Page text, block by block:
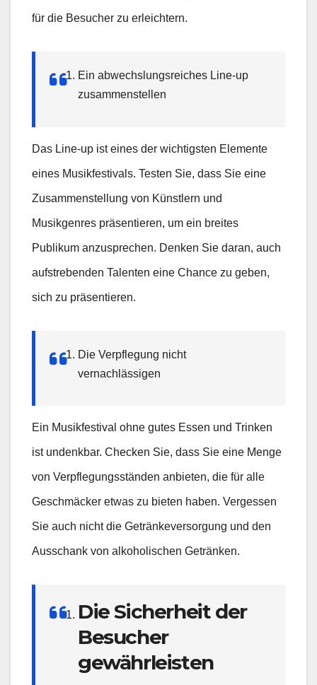
für die Besucher zu erleichtern.
Ein abwechslungsreiches Line-up
zusammenstellen
Das Line-up ist eines der wichtigsten Elemente
eines Musikfestivals. Testen Sie, dass Sie eine
Zusammenstellung von Künstlern und
Musikgenres präsentieren, um ein breites
Publikum anzusprechen. Denken Sie daran, auch
aufstrebenden Talenten eine Chance zu geben,
sich zu präsentieren.
Die Verpflegung nicht
vernachlässigen
Ein Musikfestival ohne gutes Essen und Trinken
ist undenkbar. Checken Sie, dass Sie eine Menge
von Verpflegungsständen anbieten, die für alle
Geschmäcker etwas zu bieten haben. Vergessen
Sie auch nicht die Getränkeversorgung und den
Ausschank von alkoholischen Getränken.
Die Sicherheit der
Besucher
gewährleisten